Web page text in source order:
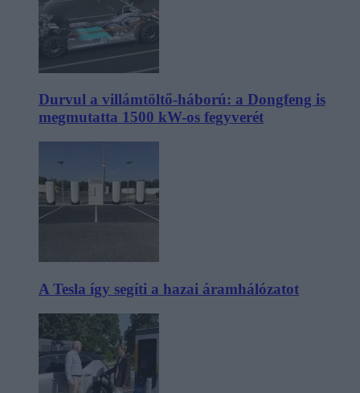
Durvul a villámtöltő-háború: a Dongfeng is
megmutatta 1500 kW-os fegyverét
A Tesla így segíti a hazai áramhálózatot